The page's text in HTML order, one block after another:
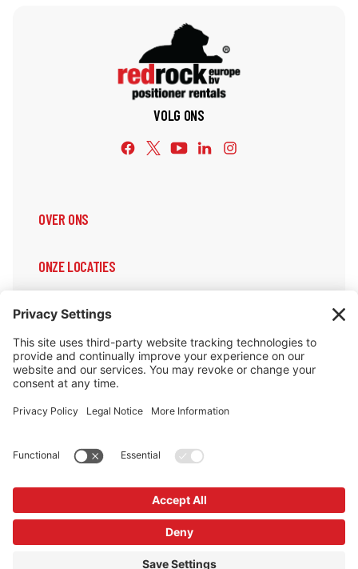
VOLG ONS
OVER ONS
ONZE LOCATIES
ONZE DIENSTEN
ONDERSTEUNING & INFORMATIE
Copyright © Redrock Europe BV 2026
Privacybeleid
Privacy Instellingen